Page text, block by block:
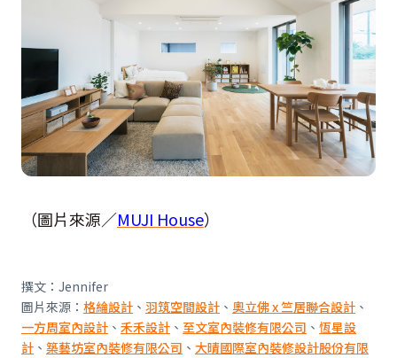
（圖片來源／MUJI House）
撰文：Jennifer
圖片來源： 格綸設計 、 羽筑空間設計 、 奧立佛 x 竺居聯合設計 、
一方周室內設計 、 禾禾設計 、 至文室內裝修有限公司 、 恆星設
計 、 築藝坊室內裝修有限公司 、 大晴國際室內裝修設計股份有限